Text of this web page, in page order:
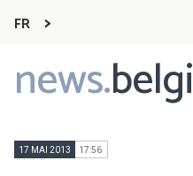
FR
news.
Main
navigation
17 MAI 2013 17:56